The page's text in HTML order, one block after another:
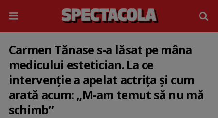
Carmen Tănase s-a lăsat pe mâna
medicului estetician. La ce
intervenție a apelat actrița și cum
arată acum: „M-am temut să nu mă
schimb”